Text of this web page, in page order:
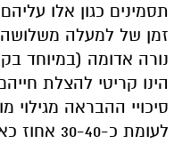
תסמינים כגון אלו
זמן של למעלה משלושה
נורה אדומה (במיוחד
הינו קריטי להצלת
לעומת כ-